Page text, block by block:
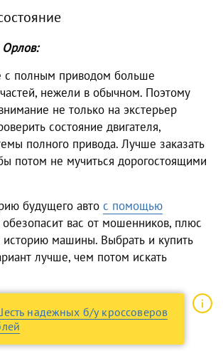
Орлов:
с полным приводом больше
нежели в обычном. Поэтому
не только на экстерьер
состояние двигателя,
полного привода. Лучше заказать
потом не мучиться дорогостоящими
будущего авто с помощью
обезопасит вас от мошенников, плюс
историю машины. Выбрать и купить
лучше, чем потом искать
надежных б/у кроссоверов